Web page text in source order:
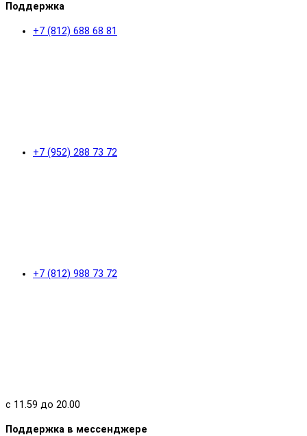
Поддержка
+7 (812) 688 68 81
+7 (952) 288 73 72
+7 (812) 988 73 72
с 11.59 до 20.00
Поддержка в мессенджере